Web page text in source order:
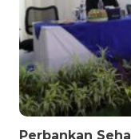
Perbankan